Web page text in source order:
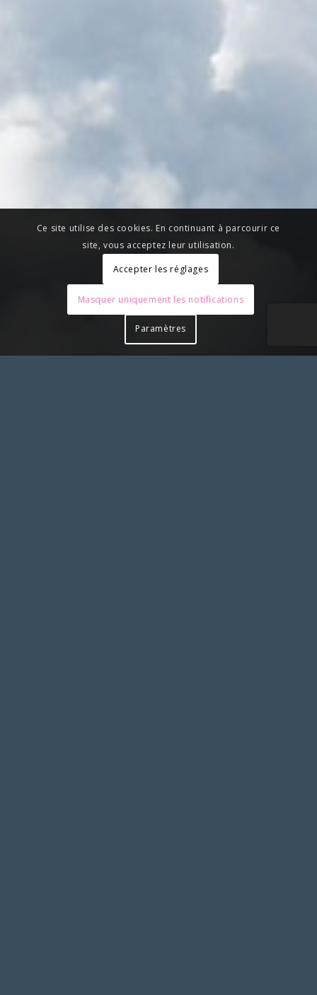
Ce site utilise des cookies. En continuant à parcourir ce
site, vous acceptez leur utilisation.
Accepter les réglages
Masquer uniquement les notifications
Paramètres